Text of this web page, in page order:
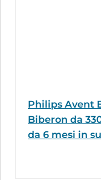
Philips Avent
Biberon da
da 6 mesi in